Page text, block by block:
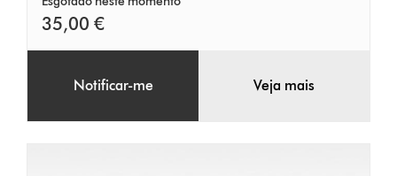
35,00 €
Notificar-me Veja mais